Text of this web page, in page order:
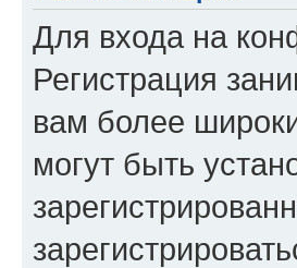
Для входа на
Регистрация
вам более
могут быть